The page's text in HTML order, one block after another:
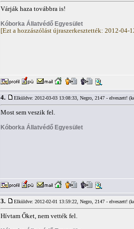
Várják haza továbbra is!
Kóborka Állatvédő Egyesület
[Ezt a hozzászólást újraszerkesztették: 2012-04-
4. Elküldve: 2012-03-03 13:08:33, Negro, 2147 - elveszett!
Most sem veszik fel.
Kóborka Állatvédő Egyesület
3. Elküldve: 2012-02-01 13:59:22, Negro, 2147 - elveszett!
Hívtam Őket, nem vették fel.